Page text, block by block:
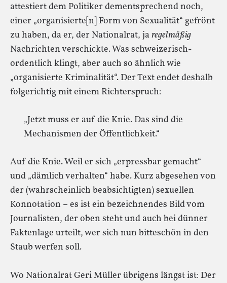
attestiert dem Politiker dementsprechend noch,
einer „organisierte[n] Form von Sexualität“ gefrönt
zu haben, da er, der Nationalrat, jaregelmäßig
Nachrichten verschickte. Was schweizerisch-
ordentlich klingt, aber auch so ähnlich wie
„organisierte Kriminalität“. Der Text endet deshalb
folgerichtig mit einem Richterspruch:
„Jetzt muss er auf die Knie. Das sind die
Mechanismen der Öffentlichkeit.“
Auf die Knie. Weil er sich „erpressbar gemacht“
und „dämlich verhalten“ habe. Kurz abgesehen von
der (wahrscheinlich beabsichtigten) sexuellen
Konnotation – es ist ein bezeichnendes Bild vom
Journalisten, der oben steht und auch bei dünner
Faktenlage urteilt, wer sich nun bitteschön in den
Staub werfen soll.
Wo Nationalrat Geri Müller übrigens längst ist: Der